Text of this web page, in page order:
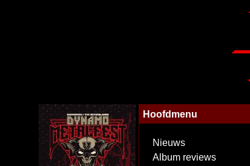
Hoofdmenu
Nieuws
Album reviews